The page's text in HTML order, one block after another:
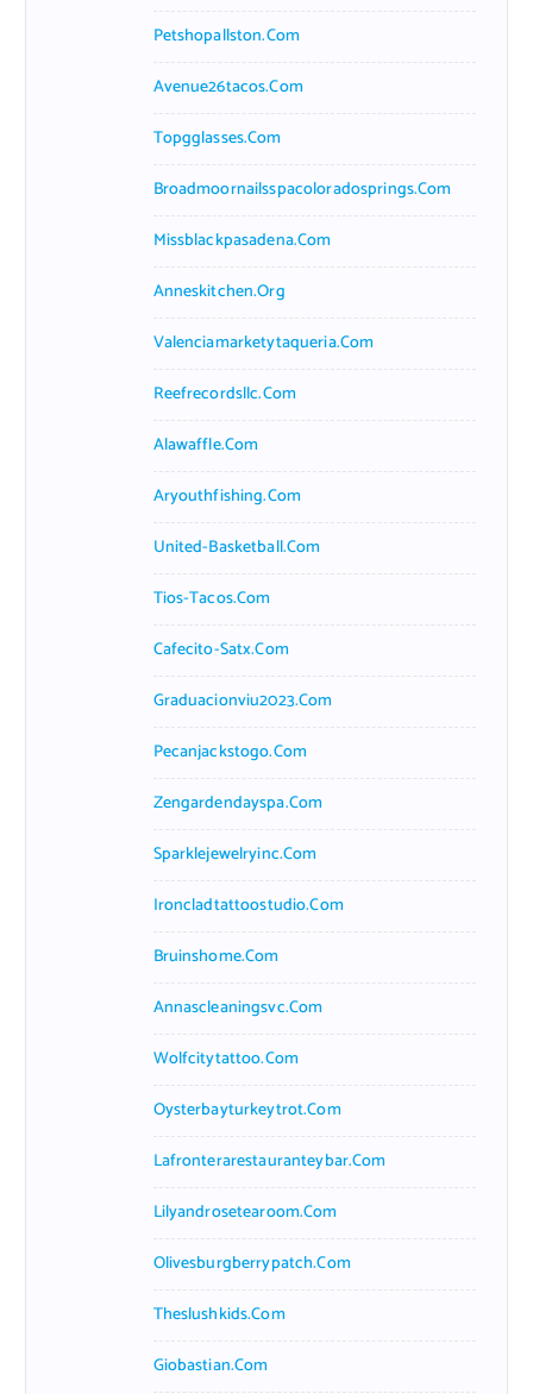
Petshopallston.com
Avenue26tacos.com
Topgglasses.com
Broadmoornailsspacoloradosprings.com
Missblackpasadena.com
Anneskitchen.org
Valenciamarketytaqueria.com
Reefrecordsllc.com
Alawaffle.com
Aryouthfishing.com
United-Basketball.com
Tios-Tacos.com
Cafecito-Satx.com
Graduacionviu2023.com
Pecanjackstogo.com
Zengardendayspa.com
Sparklejewelryinc.com
Ironcladtattoostudio.com
Bruinshome.com
Annascleaningsvc.com
Wolfcitytattoo.com
Oysterbayturkeytrot.com
Lafronterarestauranteybar.com
Lilyandrosetearoom.com
Olivesburgberrypatch.com
Theslushkids.com
Giobastian.com